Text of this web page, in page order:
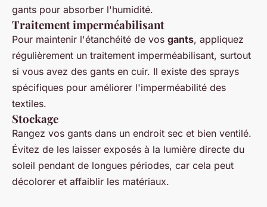
gants pour absorber l'humidité.
Traitement imperméabilisant
Pour maintenir l'étanchéité de vos gants, appliquez
régulièrement un traitement imperméabilisant, surtout
si vous avez des gants en cuir. Il existe des sprays
spécifiques pour améliorer l'imperméabilité des
textiles.
Stockage
Rangez vos gants dans un endroit sec et bien ventilé.
Évitez de les laisser exposés à la lumière directe du
soleil pendant de longues périodes, car cela peut
décolorer et affaiblir les matériaux.